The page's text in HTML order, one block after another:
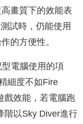
畫質下的效能表
試時，仍能使用
的方便性。
電腦使用的項
細度不如Fire
戲效能，若電腦跑
階以Sky Diver進行